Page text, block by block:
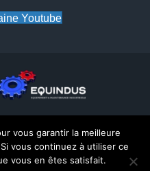
Youtube
vous garantir la meilleure
vous continuez à utiliser ce
vous en êtes satisfait.